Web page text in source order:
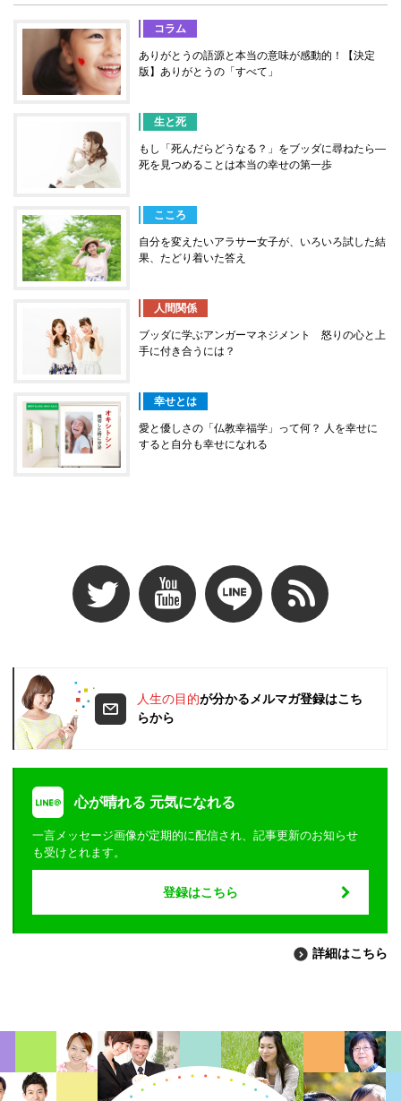
コラム
ありがとうの語源と本当の意味が感動的！【決定
版】ありがとうの「すべて」
生と死
もし「死んだらどうなる？」をブッダに尋ねたら―
死を見つめることは本当の幸せの第一歩
こころ
自分を変えたいアラサー女子が、いろいろ試した結
果、たどり着いた答え
人間関係
ブッダに学ぶアンガーマネジメント 怒りの心と上
手に付き合うには？
幸せとは
愛と優しさの「仏教幸福学」って何？ 人を幸せに
すると自分も幸せになれる
人生の目的が分かるメルマガ登録はこち
らから
心が晴れる 元気になれる
一言メッセージ画像が定期的に配信され、記事更新のお知らせ
も受けとれます。
登録はこちら
詳細はこちら